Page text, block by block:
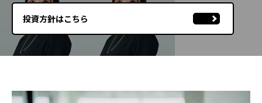
投資方針はこちら